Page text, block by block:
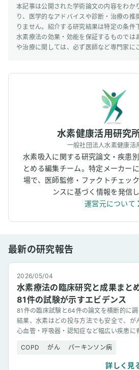
本記事は公開された学術論文の内容をわか
り、医学的なアドバイスや診断・治療の推
りません。紹介する研究結果は特定の条件
水素療法の効果・効能を保証するものでは
や治療に関しては、必ず医師など専門家に
水素健康活用研究
一般社団法人水素健康活
水素吸入に関する研究論文・疾患
とめる編集チーム。特定メーカー
場で、医師監修・ファクトチェッ
ンスに基づく情報を発信し
運営元について
最新の研究報告
2026/05/04
水素療法の臨床研究と成果まと
81件の試験が示すエビデンス
81件の臨床試験と64件の論文を横断的に調
結果、水素はどの投与方法でも安全で、が
心血管・呼吸器・認知症など幅広い疾患に
COPD
がん パーキンソン病
詳しく見